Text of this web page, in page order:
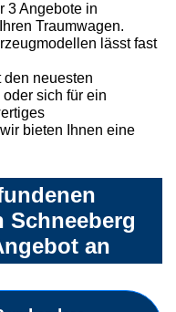
3 Angebote in
Traumwagen.
lässt fast
neuesten
sich für ein
bieten Ihnen eine
Schneeberg
an